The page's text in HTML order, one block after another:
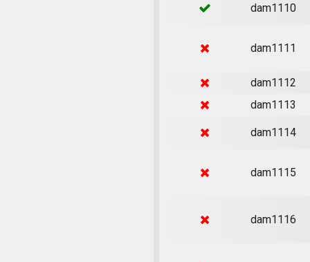
dam1110
dam1111
dam1112
dam1113
dam1114
dam1115
dam1116